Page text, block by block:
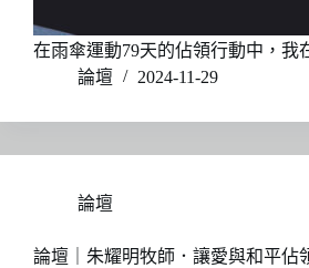
在雨傘運動79天的佔領行動中，
論壇
2024-11-29
論壇
論壇｜朱耀明牧師．讓愛與和平佔